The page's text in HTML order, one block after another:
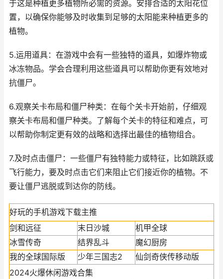
于这是种植更多植物所必需的资源。安排合适的太阳花位
置，以确保你能够及时收集到足够的太阳能来种植更多的
植物。
5.运用道具：在游戏中会有一些独特的道具，如爆炸物或
冰冻物品。学会合理利用这些道具可以帮助你更有效地对
抗僵尸。
6.观察关卡布局和僵尸种类：在每个关卡开始前，仔细观
察关卡布局和僵尸种类。了解每个关卡的特征和难点，可
以帮助你制定更有效的战略和选择出最佳的植物组合。
7.及时点击僵尸：一些僵尸有独特能力或特征，比如跳跃或
飞行能力，要及时点击它们来阻止它们接近你的植物。不
要让僵尸逃脱或到达你的防线。
好玩的手机游戏下载主推
剑和远征
末日沙城
机甲全球
冰雪传奇
结界乱斗
魔幻厨房
我的全球国际版
少年三国志2
仙剑奇侠传移动版
2024火爆休闲游戏合集